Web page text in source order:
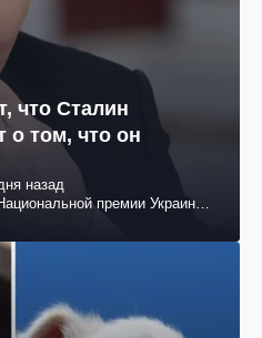
что Сталин
о том, что он
назад
премии Украины